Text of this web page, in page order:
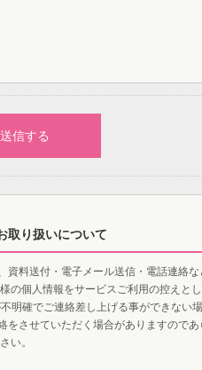
取り扱いについて
料送付・電子メール送信・電話連絡
の個人情報をサービスご利用の控えと
明確でご連絡差し上げる事ができない
させていただく場合がありますので
い。